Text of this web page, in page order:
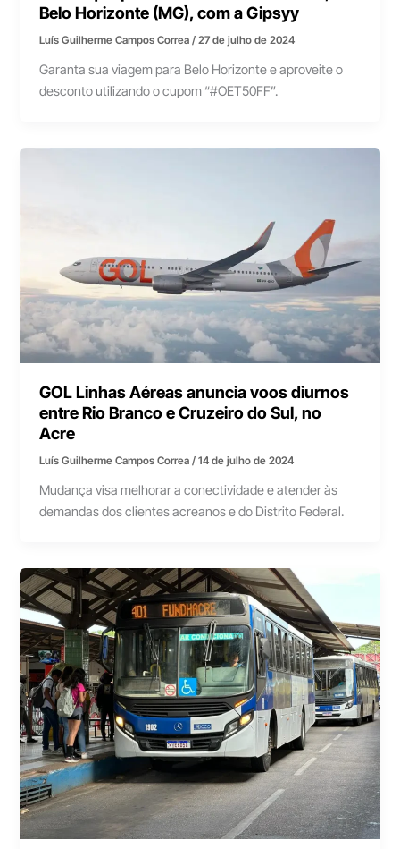
Belo Horizonte (MG), com a Gipsyy
Luís Guilherme Campos Correa/27 de julho de 2024
Garanta sua viagem para Belo Horizonte e aproveite o
desconto utilizando o cupom “#OET50FF”.
GOL Linhas Aéreas anuncia voos diurnos
entre Rio Branco e Cruzeiro do Sul, no
Acre
Luís Guilherme Campos Correa/14 de julho de 2024
Mudança visa melhorar a conectividade e atender às
demandas dos clientes acreanos e do Distrito Federal.